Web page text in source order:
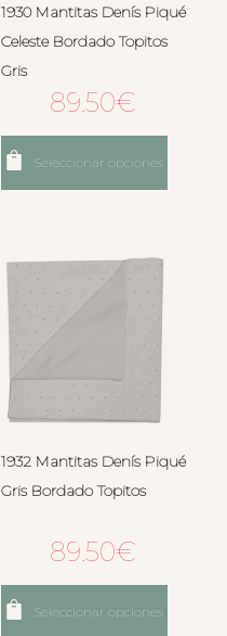
1930 Mantitas Denís Piqué
Celeste Bordado Topitos
Gris
89.50€
Seleccionar opciones
1932 Mantitas Denís Piqué
Gris Bordado Topitos
89.50€
Seleccionar opciones